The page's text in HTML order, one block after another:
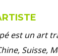
est un art
Suisse,